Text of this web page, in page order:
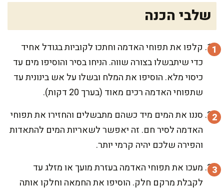
שלבי הכנה
קלפו את תפוחי האדמה וחתכו לקוביות בגודל אחיד
כדי שיתבשלו בצורה שווה. הניחו בסיר והוסיפו מים עד
כיסוי מלא. הוסיפו את המלח ובשלו על אש בינונית עד
שתפוחי האדמה רכים מאוד (בערך 20 דקות).
סננו את המים מיד כשהם מתבשלים והחזירו את תפוחי
האדמה לסיר חם. זה יאפשר לשאריות המים להתאדות
והפירה שלכם יהיה קרמי יותר.
מעכו את תפוחי האדמה בעזרת מועך או מזלג עד
לקבלת מרקם חלק. הוסיפו את החמאה וחלקו אותה